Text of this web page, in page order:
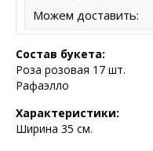
Можем доставить:
Состав букета:
Роза розовая 17 шт.
Рафаэлло
Характеристики:
Ширина 35 см.